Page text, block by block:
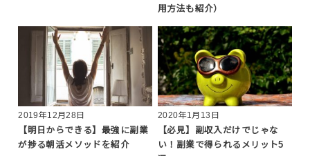
用方法も紹介）
2019年12月28日
【明日からできる】最強に副業
が捗る朝活メソッドを紹介
2020年1月13日
【必見】副収入だけでじゃな
い！副業で得られるメリット5